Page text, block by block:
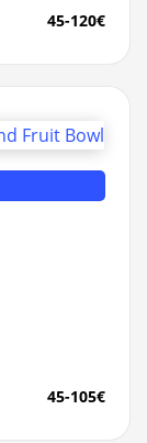
45-120€
45-105€